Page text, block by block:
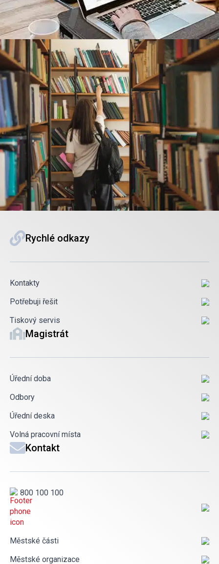
Rychlé odkazy
Kontakty
Potřebuji řešit
Tiskový servis
Magistrát
Úřední doba
Odbory
Úřední deska
Volná pracovní místa
Kontakt
800 100 100
Městské části
Městské organizace